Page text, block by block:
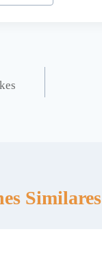
Similares